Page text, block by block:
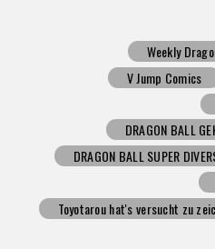
Weekly
V Jump Comics
DRAGON BALL
DRAGON BALL SUPER
Toyotarou hat's versucht zu